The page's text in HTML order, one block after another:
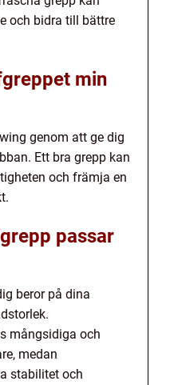
och bidra till bättre
min
genom att ge dig
Ett bra grepp kan
och främja en
passar
beror på dina
mångsidiga och
medan
stabilitet och